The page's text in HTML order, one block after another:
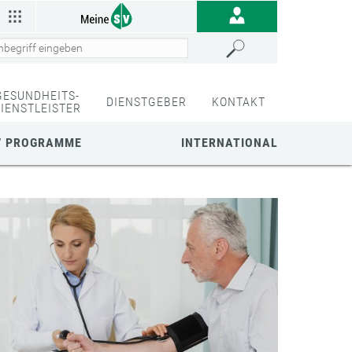
DIENSTGEBER KONTAKT
PROGRAMME INTERNATIONAL